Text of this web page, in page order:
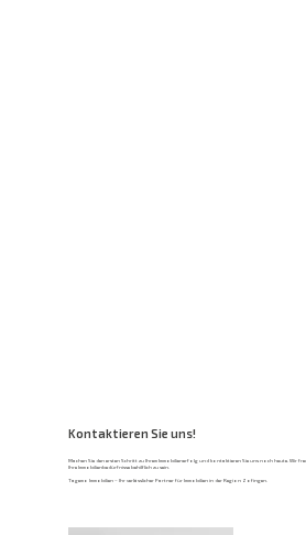
Kontaktieren Sie uns!
Machen Sie den ersten Schritt zu Ihrem Immobilienerfolg und kontaktieren Sie uns noch heute. Wir
Ihre Immobilienbedürfnisse behilflich zu sein.
Tagemo Immobilien – Ihr verlässlicher Partner für Immobilien in der Region Zofingen.